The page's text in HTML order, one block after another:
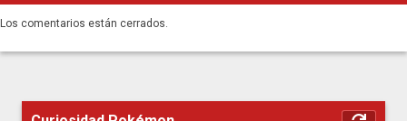
Los comentarios están cerrados.